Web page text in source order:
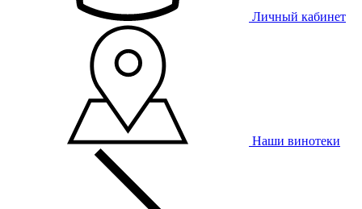
Личный кабинет
Наши винотеки